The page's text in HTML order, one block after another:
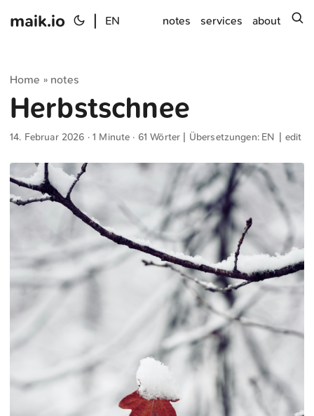
maik.io EN notes services about
Home » notes
Herbstschnee
14. Februar 2026 · 1 Minute · 61 Wörter | Übersetzungen: EN edit